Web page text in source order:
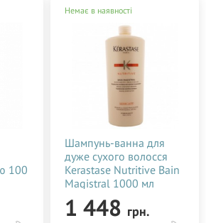
100
Немає в наявності
Шампунь-ванна для
дуже сухого волосся
Kerastase Nutritive Bain
Magistral 1000 мл
1 448 грн.